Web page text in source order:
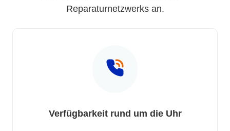
Reparaturnetzwerks an.
Verfügbarkeit rund um die Uhr